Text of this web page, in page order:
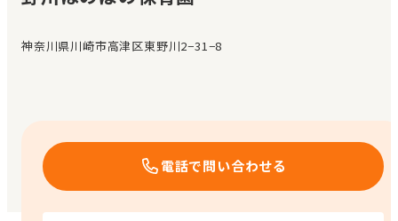
おすすめの園
エンクルの特徴と活用方法
神奈川県川崎市高津区東野川2−31−8
電話で問い合わせる